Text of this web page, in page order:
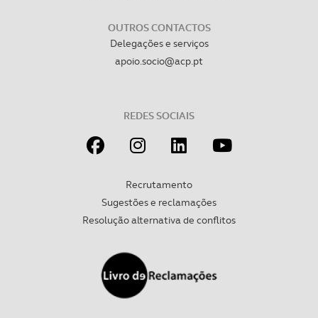
necessário no contexto dos serviços a prestar.
Realçamos que o bloqueio de certo tipo de Cookies e
tecnologias similares pode ter impacto na sua
Consulte a política de cookies do site.
OUTROS CONTACTOS
Delegações e serviços
apoio.socio@acp.pt
REDES SOCIAIS
Recrutamento
Sugestões e reclamações
Resolução alternativa de conflitos